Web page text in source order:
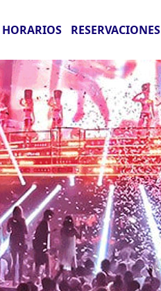
HORARIOS RESERVACIONES